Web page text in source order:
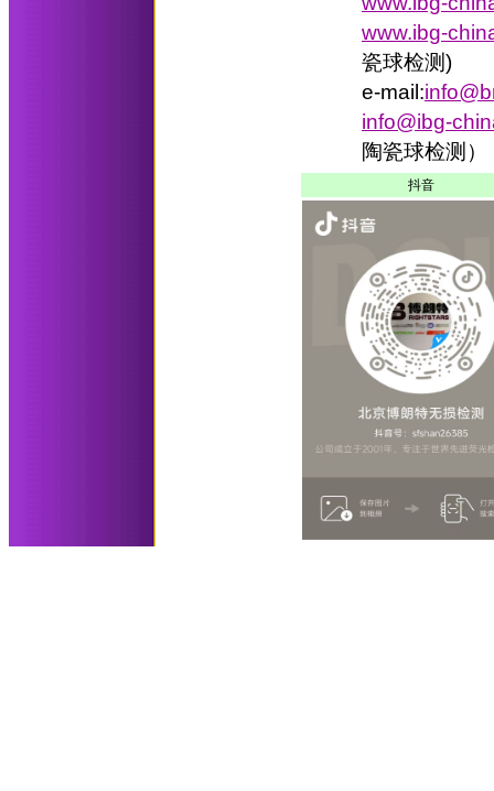
www.ibg-
瓷球检测)
e-mail:
info@ibg-
陶瓷球检测）
抖音